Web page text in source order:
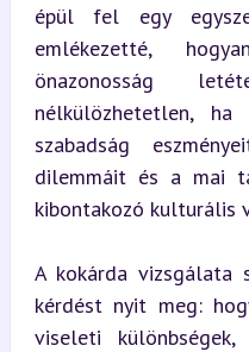
épül fel egy
emlékezetté,
önazonosság
nélkülözhetetlen,
szabadság
dilemmáit és a mai
kibontakozó kulturális
A kokárda vizsgálata
kérdést nyit meg:
viseleti